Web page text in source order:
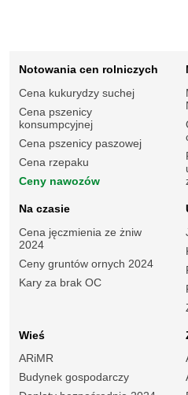
Notowania cen rolniczych
Cena kukurydzy suchej
Cena pszenicy
konsumpcyjnej
Cena pszenicy paszowej
Cena rzepaku
Ceny nawozów
Na czasie
Cena jęczmienia ze żniw
2024
Ceny gruntów ornych 2024
Kary za brak OC
Wieś
ARiMR
Budynek gospodarczy